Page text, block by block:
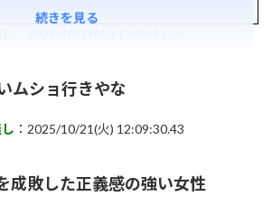
ムショ行きやな
：2025/10/21(火) 12:09:30.43
成敗した正義感の強い女性
続きを見る